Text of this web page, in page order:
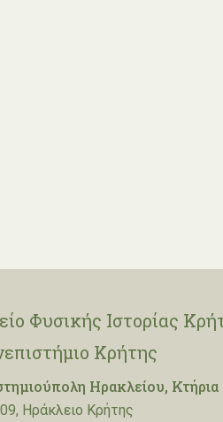
Φυσικής Ιστορίας
Κρήτης
Ηρακλείου,
Ηράκλειο Κρήτης